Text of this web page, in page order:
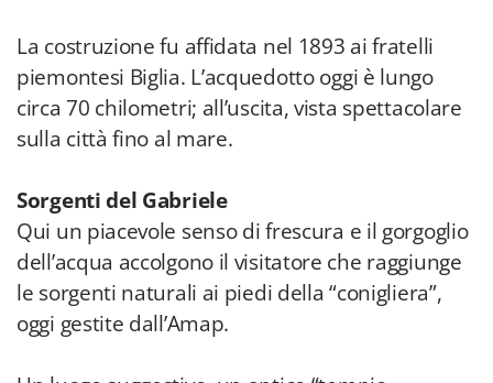
La costruzione fu affidata nel 1893 ai fratelli
piemontesi Biglia. L’acquedotto oggi è lungo
circa 70 chilometri; all’uscita, vista spettacolare
sulla città fino al mare.
Sorgenti del Gabriele
Qui un piacevole senso di frescura e il gorgoglio
dell’acqua accolgono il visitatore che raggiunge
le sorgenti naturali ai piedi della “conigliera”,
oggi gestite dall’Amap.